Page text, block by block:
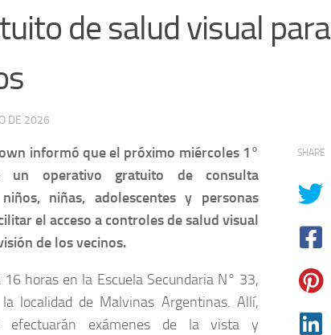
de salud visual para
DE 2026
informó que el próximo miércoles 1°
un operativo gratuito de consulta
niñas, adolescentes y personas
el acceso a controles de salud visual
de los vecinos.
horas en la Escuela Secundaria N° 33,
localidad de Malvinas Argentinas. Allí,
efectuarán exámenes de la vista y
SHARE